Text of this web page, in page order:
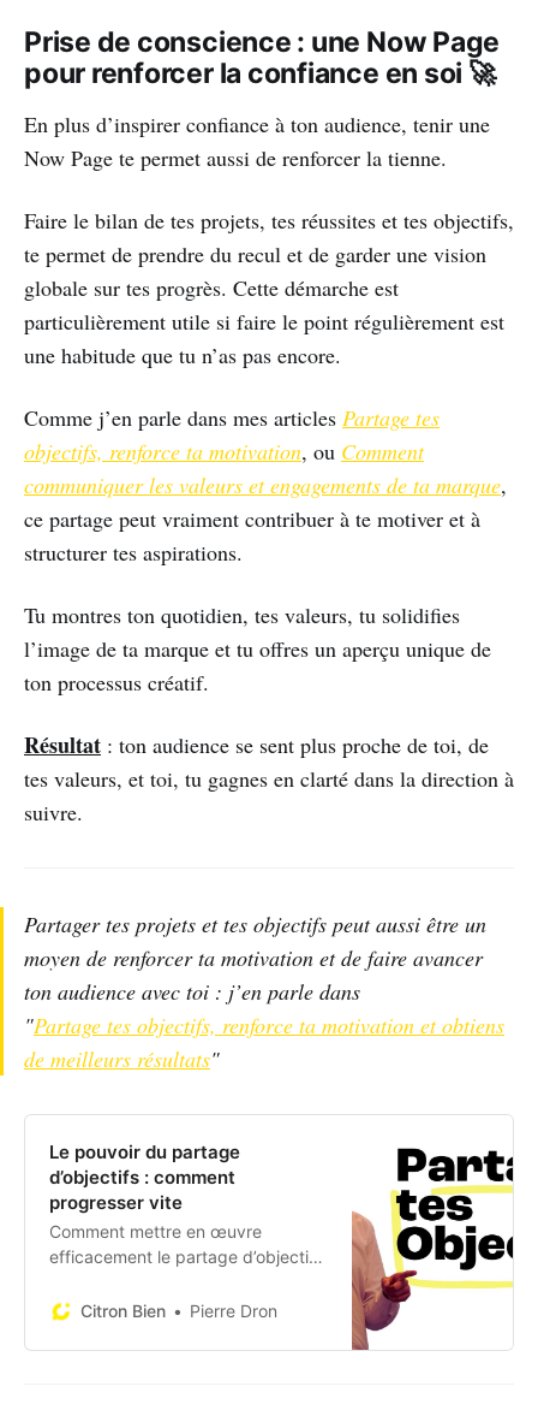
Prise de conscience : une Now Page
pour renforcer la confiance en soi 🚀
En plus d’inspirer confiance à ton audience, tenir une
Now Page te permet aussi de renforcer la tienne.
Faire le bilan de tes projets, tes réussites et tes objectifs,
te permet de prendre du recul et de garder une vision
globale sur tes progrès. Cette démarche est
particulièrement utile si faire le point régulièrement est
une habitude que tu n’as pas encore.
Comme j’en parle dans mes articles Partage tes
objectifs, renforce ta motivation, ou Comment
communiquer les valeurs et engagements de ta marque,
ce partage peut vraiment contribuer à te motiver et à
structurer tes aspirations.
Tu montres ton quotidien, tes valeurs, tu solidifies
l’image de ta marque et tu offres un aperçu unique de
ton processus créatif.
Résultat : ton audience se sent plus proche de toi, de
tes valeurs, et toi, tu gagnes en clarté dans la direction à
suivre.
Partager tes projets et tes objectifs peut aussi être un
moyen de renforcer ta motivation et de faire avancer
ton audience avec toi : j’en parle dans
"Partage tes objectifs, renforce ta motivation et obtiens
de meilleurs résultats"
Le pouvoir du partage
d’objectifs : comment
progresser vite
Comment mettre en œuvre
efficacement le partage d’objectifs
booster ta motivation !
Citron Bien Pierre Dron